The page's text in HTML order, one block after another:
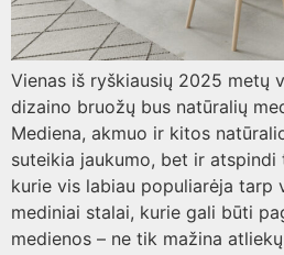
Vienas iš ryškiausių 2025 metų
dizaino bruožų bus natūralių
Mediena, akmuo ir kitos
suteikia jaukumo, bet ir atspindi
kurie vis labiau populiarėja tarp
mediniai stalai, kurie gali būti
medienos – ne tik mažina